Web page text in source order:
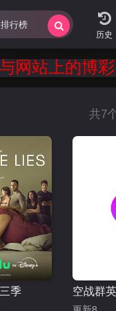
排行榜
网站上的博
共7
季 空战群英